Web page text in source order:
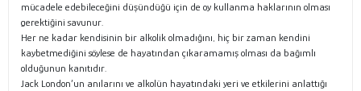
mücadele edebileceğini düşündüğü için de oy kullanma haklarının olması
gerektiğini savunur.
Her ne kadar kendisinin bir alkolik olmadığını, hiç bir zaman kendini
kaybetmediğini söylese de hayatından çıkaramamış olması da bağımlı
olduğunun kanıtıdır.
Jack London’un anılarını ve alkolün hayatındaki yeri ve etkilerini anlattığı